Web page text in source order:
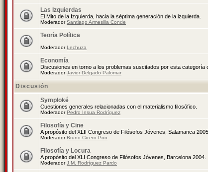
Las Izquierdas
El Mito de la Izquierda, hacia la séptima generación de la izquierda.
ModeradorSantiago Armesilla Conde
Teoría Política
ModeradorLechuza
Economía
Discusiones en torno a los problemas suscitados por esta categoría
ModeradorJavier Delgado Palomar
Discusión
Symploké
Cuestiones generales relacionadas con el materialismo filosófico.
ModeradorPedro Insua Rodríguez
Filosofía y Cine
A propósito del XLII Congreso de Filósofos Jóvenes, Salamanca 2005.
ModeradorBruno Cicero Poo
Filosofía y Locura
A propósito del XLI Congreso de Filósofos Jóvenes, Barcelona 2004.
ModeradorJ.M. Rodríguez Pardo